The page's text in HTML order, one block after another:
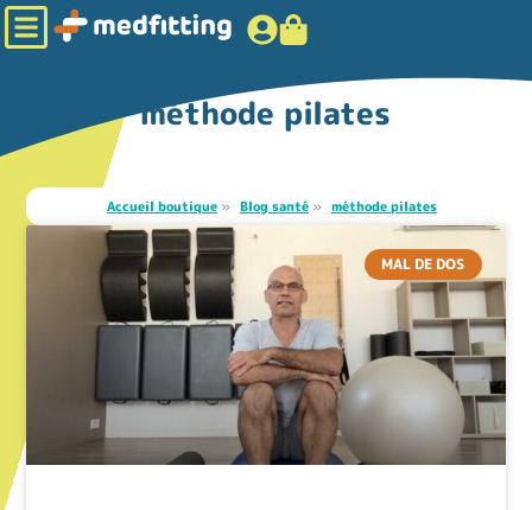
méthode pilates
Accueil boutique » Blog santé » méthode pilates
MAL DE DOS